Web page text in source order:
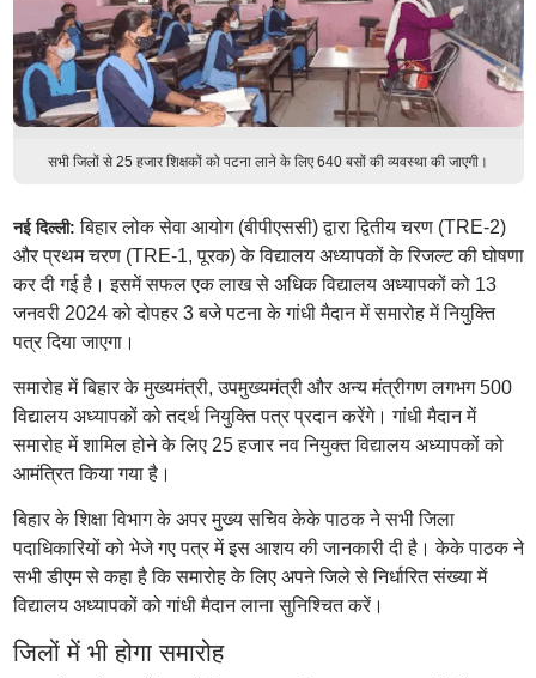
सभी जिलों से 25 हजार शिक्षकों को पटना लाने के लिए 640 बसों की व्यवस्था की जाएगी।
नई दिल्ली: बिहार लोक सेवा आयोग (बीपीएससी) द्वारा द्वितीय चरण (TRE-2)
और प्रथम चरण (TRE-1, पूरक) के विद्यालय अध्यापकों के रिजल्ट की घोषणा
कर दी गई है। इसमें सफल एक लाख से अधिक विद्यालय अध्यापकों को 13
जनवरी 2024 को दोपहर 3 बजे पटना के गांधी मैदान में समारोह में नियुक्ति
पत्र दिया जाएगा।
समारोह में बिहार के मुख्यमंत्री, उपमुख्यमंत्री और अन्य मंत्रीगण लगभग 500
विद्यालय अध्यापकों को तदर्थ नियुक्ति पत्र प्रदान करेंगे। गांधी मैदान में
समारोह में शामिल होने के लिए 25 हजार नव नियुक्त विद्यालय अध्यापकों को
आमंत्रित किया गया है।
बिहार के शिक्षा विभाग के अपर मुख्य सचिव केके पाठक ने सभी जिला
पदाधिकारियों को भेजे गए पत्र में इस आशय की जानकारी दी है। केके पाठक ने
सभी डीएम से कहा है कि समारोह के लिए अपने जिले से निर्धारित संख्या में
विद्यालय अध्यापकों को गांधी मैदान लाना सुनिश्चित करें।
जिलों में भी होगा समारोह